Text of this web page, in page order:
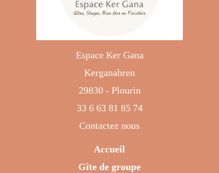
Espace Ker Gana
Kerganabren
29830 - Plourin
33 6 63 81 85 74
Contactez nous
Accueil
Gîte de groupe